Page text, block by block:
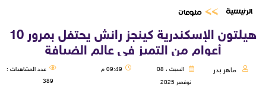
الرئيسية منوعات
هيلتون الإسكندرية كينجز رانش يحتفل بمرور 10
أعوام من التميز في عالم الضيافة
ماهر بدر
السبت ، 08
نوفمبر 2025
09:49 م
عدد المشاهدات :
389